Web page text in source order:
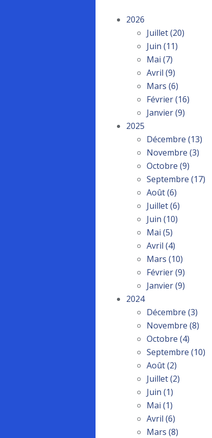
2026
Juillet(20)
Juin (11)
Mai (7)
Avril (9)
Mars (6)
Février(16)
Janvier(9)
2025
Décembre (13)
Novembre (3)
Octobre (9)
Septembre (17)
Août(6)
Juillet(6)
Juin (10)
Mai (5)
Avril (4)
Mars (10)
Février(9)
Janvier(9)
2024
Décembre (3)
Novembre (8)
Octobre (4)
Septembre (10)
Août(2)
Juillet(2)
Juin (1)
Mai (1)
Avril (6)
Mars (8)